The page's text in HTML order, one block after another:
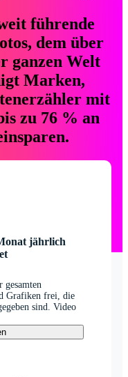
führende
dem über
ganzen Welt
Marken,
mit
zu 76 % an
jährlich
gesamten
Grafiken frei, die
sind. Video